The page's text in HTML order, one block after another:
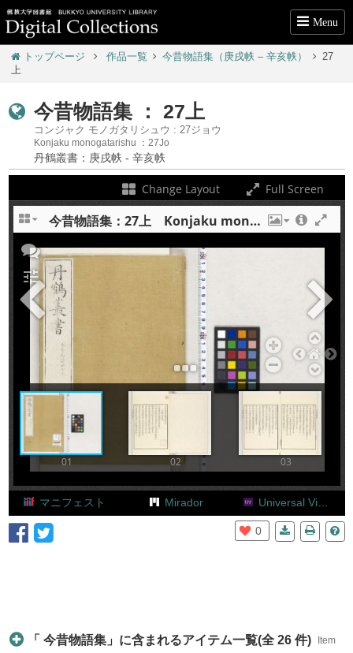
Menu
トップページ 作品一覧 今昔物語集（庚戌帙 – 辛亥帙）
27
上
今昔物語集 ： 27上
コンジャク モノガタリシュウ : 27ジョウ
Konjaku monogatarishu ：27Jo
丹鶴叢書：庚戌帙 - 辛亥帙
Change Layout Full Screen
+
Add Item
今昔物語集：27上 Konjaku monogatarishu : 27 jo
01 02 03
tune
マニフェスト Mirador Universal Viewer
0
「 今昔物語集」に含まれるアイテム一覧(全 26 件)
Item